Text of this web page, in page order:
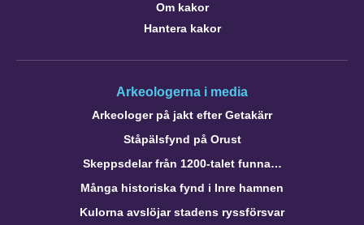
Om kakor
Hantera kakor
Arkeologerna i media
Arkeologer på jakt efter Getakärr
Ståpälsfynd på Orust
Skeppsdelar från 1200-talet funna…
Många historiska fynd i Inre hamnen
Kulorna avslöjar stadens ryssförsvar